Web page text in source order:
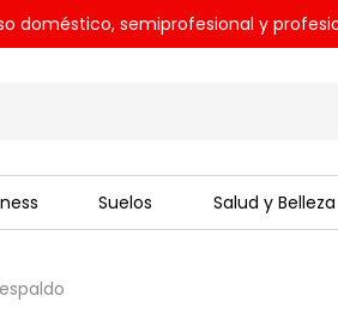
doméstico, semiprofesional y
Suelos Salud y Belleza